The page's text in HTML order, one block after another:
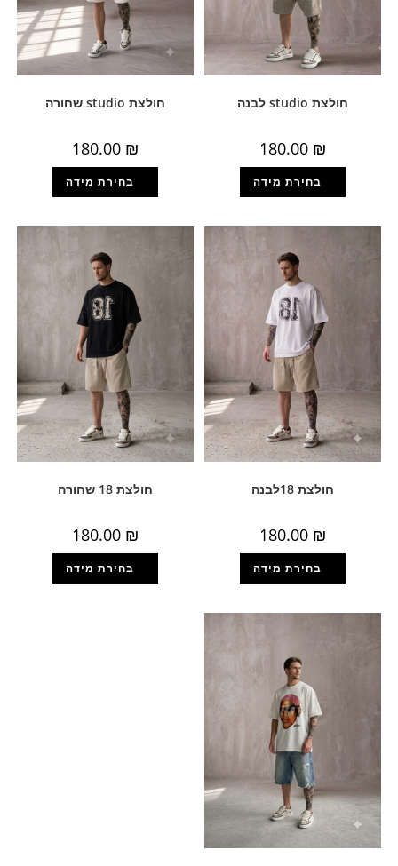
חולצת studio לבנה
180.00 ₪
חולצת studio שחורה
180.00 ₪
חולצת 18לבנה
180.00 ₪
חולצת 18 שחורה
180.00 ₪